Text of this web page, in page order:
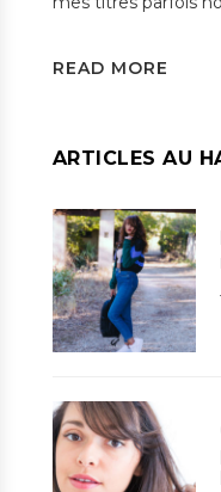
READ MORE
ARTICLES AU